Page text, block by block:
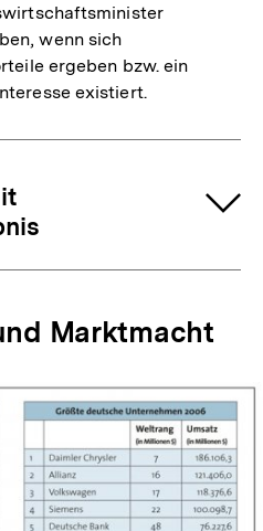
wenn sich
ergeben bzw. ein
existiert.
Marktmacht